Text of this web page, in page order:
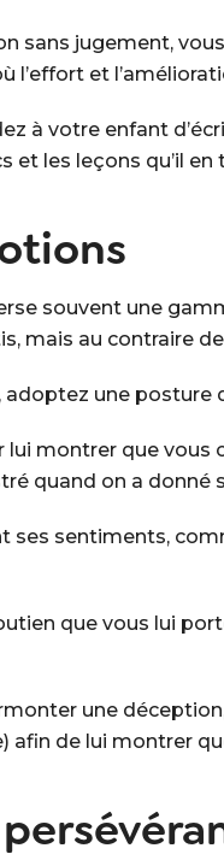
sans jugement,
l’effort et
à votre enfant
et les leçons qu’il
souvent une
mais au contraire
une posture
montrer que vous
quand on a donné
sentiments,
que vous lui
une
de lui montrer